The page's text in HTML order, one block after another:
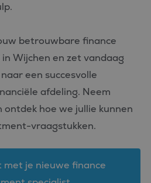
betrouwbare finance
Wijchen en zet vandaag
een succesvolle
afdeling. Neem
hoe we jullie kunnen
vraagstukken.
met je nieuwe finance